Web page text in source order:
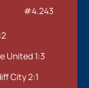
#4.243
United 1:3
City 2:1